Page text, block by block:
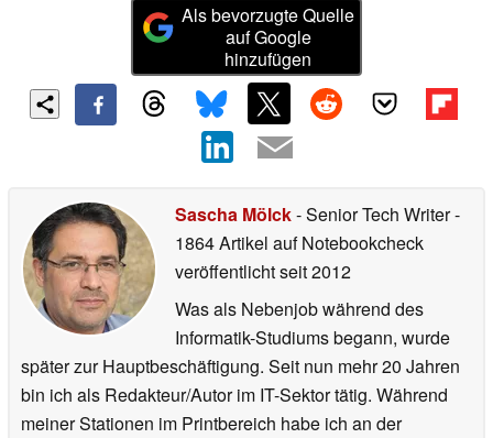
Als bevorzugte Quelle
auf Google
hinzufügen
Sascha Mölck- Senior Tech Writer-
1864 Artikel auf Notebookcheck
veröffentlichtseit 2012
Was als Nebenjob während des
Informatik-Studiums begann, wurde
später zur Hauptbeschäftigung. Seit nun mehr 20 Jahren
bin ich als Redakteur/Autor im IT-Sektor tätig. Während
meiner Stationen im Printbereich habe ich an der